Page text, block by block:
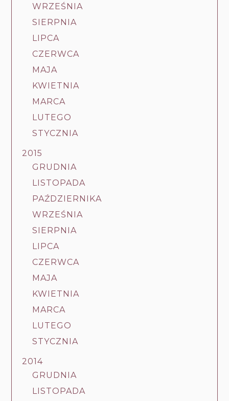
WRZEŚNIA
SIERPNIA
LIPCA
CZERWCA
MAJA
KWIETNIA
MARCA
LUTEGO
STYCZNIA
2015
GRUDNIA
LISTOPADA
PAŹDZIERNIKA
WRZEŚNIA
SIERPNIA
LIPCA
CZERWCA
MAJA
KWIETNIA
MARCA
LUTEGO
STYCZNIA
2014
GRUDNIA
LISTOPADA